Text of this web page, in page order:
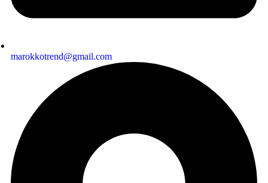
marokkotrend@gmail.com